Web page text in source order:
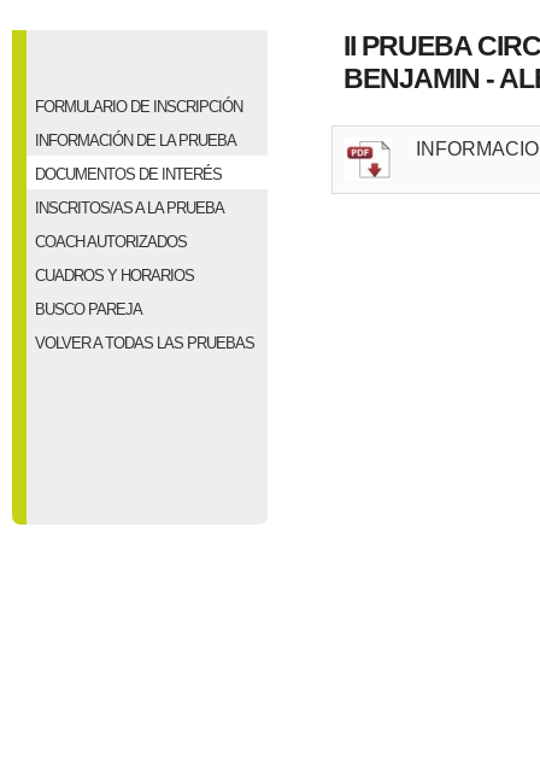
FORMULARIO DE INSCRIPCIÓN
INFORMACIÓN DE LA PRUEBA
DOCUMENTOS DE INTERÉS
INSCRITOS/AS A LA PRUEBA
COACH AUTORIZADOS
CUADROS Y HORARIOS
BUSCO PAREJA
VOLVER A TODAS LAS PRUEBAS
II PRUEBA
BENJAMIN -